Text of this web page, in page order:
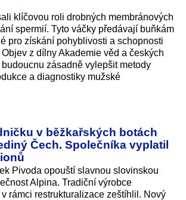
klíčovou roli drobných membránových
spermií. Tyto váčky předávají buňkám
pro získání pohyblivosti a schopnosti
z dílny Akademie věd a českých
zásadně vylepšit metody
a diagnostiky mužské
v běžkařských botách
Čech. Společníka vyplatil
Pivoda opouští slavnou slovinskou
Alpina. Tradiční výrobce
rámci restrukturalizace zeštíhlil. Nový